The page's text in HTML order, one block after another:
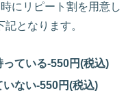
にリピート割を用意し
となります。
ている-550円(税込)
いない-550円(税込)